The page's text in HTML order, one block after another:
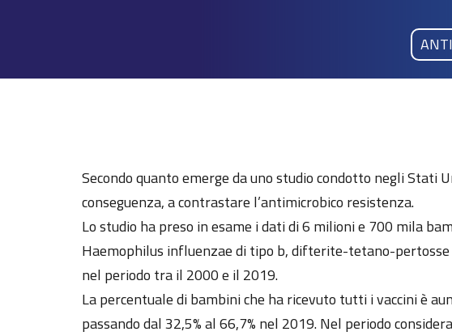
Secondo quanto emerge da uno studio condotto negli Stati
conseguenza, a contrastare l’antimicrobico resistenza.
Lo studio ha preso in esame i dati di 6 milioni e 700 mila
Haemophilus influenzae di tipo b, difterite-tetano-
nel periodo tra il 2000 e il 2019.
La percentuale di bambini che ha ricevuto tutti i vaccini è
passando dal 32,5% al 66,7% nel 2019. Nel periodo